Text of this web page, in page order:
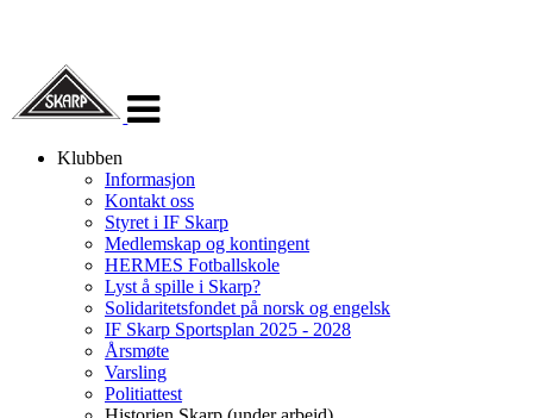
navigasjon
Klubben
Informasjon
Kontakt oss
Styret i IF Skarp
Medlemskap og kontingent
HERMES Fotballskole
Lyst å spille i Skarp?
Solidaritetsfondet på norsk og engelsk
IF Skarp Sportsplan 2025 - 2028
Årsmøte
Varsling
Politiattest